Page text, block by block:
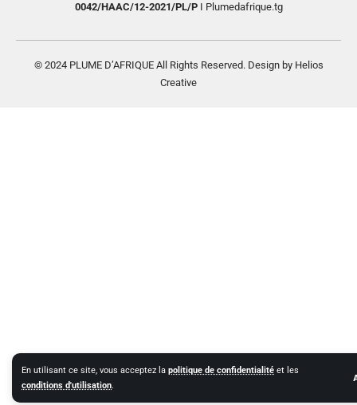
En utilisant ce site, vous acceptez la politique de confidentialité et les
conditions d'utilisation.
0042/HAAC/12-2021/PL/PI Plumedafrique.tg
© 2024 PLUME D’AFRIQUE All Rights Reserved. Design by Helios
Creative